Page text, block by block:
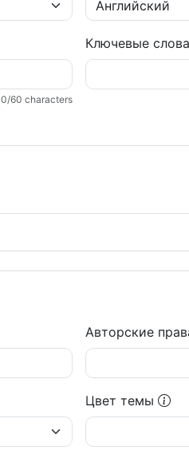
0/60 characters
Ключевые слова
Авторские
Цвет темы